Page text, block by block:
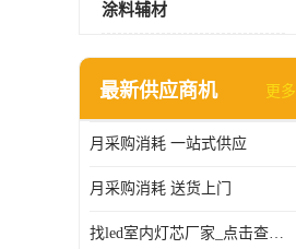
涂料辅材
最新供应商机 更多
月采购消耗 一站式供应
月采购消耗 送货上门
找led室内灯芯厂家_点击查看更多